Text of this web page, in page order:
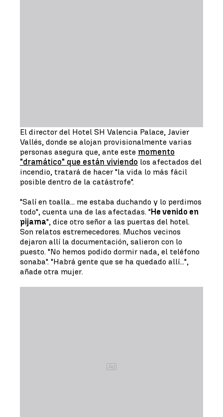
El director del Hotel SH Valencia Palace, Javier
Vallés, donde se alojan provisionalmente varias
personas asegura que, ante este momento
"dramático" que están viviendo los afectados del
incendio, tratará de hacer "la vida lo más fácil
posible dentro de la catástrofe".
"Salí en toalla... me estaba duchando y lo perdimos
todo", cuenta una de las afectadas. "He venido en
pijama", dice otro señor a las puertas del hotel.
Son relatos estremecedores. Muchos vecinos
dejaron allí la documentación, salieron con lo
puesto. "No hemos podido dormir nada, el teléfono
sonaba". "Habrá gente que se ha quedado allí...",
añade otra mujer.
Ad